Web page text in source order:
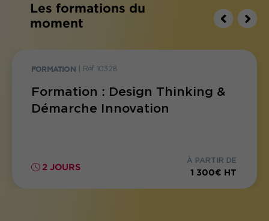
Les formations du
moment
FORMATION Réf. 10328
Formation : Design Thinking &
Démarche Innovation
2 JOURS
À PARTIR DE
1 300€ HT